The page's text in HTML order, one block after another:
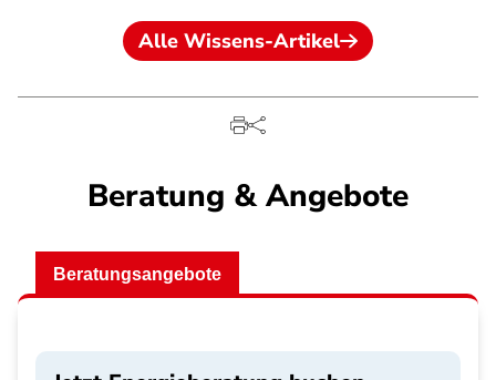
Alle Wissens-Artikel
Beratung & Angebote
Beratungsangebote